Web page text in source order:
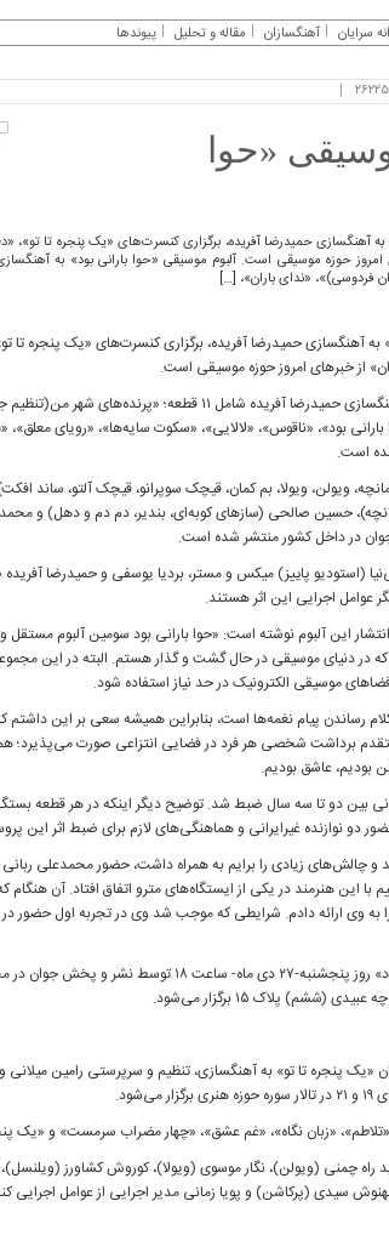
سرایان آهنگسازان مقاله و تحلیل پیوندها
«حوا
به آهنگسازی حمیدرضا آفریده، برگزاری کنسرت‌های «یک پنجره تا تو»،
«ندای باران»، […]
به آهنگسازی حمیدرضا آفریده، برگزاری کنسرت‌های «یک پنجره تا
از خبرهای امروز حوزه موسیقی است.
آلبوم موسیقی «حوا بارانی بود» به آهنگسازی حمیدرضا
بارانی بود»، «ناقوس»، «لالایی»، «سکوت سایه‌ها»، «رویای
است.
ویولن، ویولا، بم کمان، قیچک‌ سوپرانو، قیچک آلتو، ساند
حسین صالحی (سازهای کوبه‌ای، بندیر، دم دم و دهل) و
در داخل کشور منتشر شده است.
(استودیو پاییز) میکس و مستر، بردیا یوسفی و حمیدرضا
عوامل اجرایی این اثر هستند.
این آلبوم نوشته است: «حوا بارانی بود سومین آلبوم
در دنیای موسیقی در حال گشت و گذار هستم. البته در این
موسیقی الکترونیک در حد نیاز استفاده شود.
رساندن پیام نغمه‌ها است، بنابراین همیشه سعی بر این داشتم
برداشت شخصی هر فرد در فضایی انتزاعی صورت می‌پذیرد؛
بودیم، عاشق بودیم.
در مدت زمانی بین دو تا سه سال ضبط شد. توضیح دیگر اینکه در هر
دو نوازنده غیرایرانی و هماهنگی‌های لازم برای ضبط اثر این
زیادی را برایم به همراه داشت، حضور محمدعلی ربانی به
این هنرمند در یکی از ایستگاه‌های مترو اتفاق افتاد. آن هنگام
به وی ارائه دادم. شرایطی که موجب شد وی در تجربه اول حضور در
مراسم رونمایی از آلبوم «حوا بارانی بود» روز پنجشنبه-
(ششم) پلاک ۱۵ برگزار می‌شود.
«یک پنجره تا تو» به آهنگسازی، تنظیم و سرپرستی رامین
«تلاطم»، «زبان نگاه»، «غم عشق»، «چهار مضراب سرمست» و «یک
راه چمنی (ویولن)، نگار موسوی (ویولا)، کوروش کشاورز
سیدی (پرکاشن) و پویا زمانی مدیر اجرایی از عوامل اجرایی